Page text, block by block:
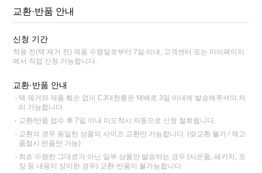
교환·반품 안내
신청 기간
착용 전(택 제거 전) 제품 수령일로부터 7일 이내, 고객센터 또는 마이페이지
에서 직접 신청 가능합니다.
교환·반품 안내
택 제거와 제품 훼손 없이 CJ대한통운 택배로 3일 이내에 발송해주셔야 처
리 가능합니다.
교환/반품 접수 후 7일 이내 미도착시 자동으로 신청 철회됩니다.
교환의 경우 동일한 상품의 사이즈 교환만 가능합니다. (맞교환 불가 / 재고
품절시 반품만 가능)
최초 수령한 그대로가 아닌 일부 상품만 발송하는 경우 (사은품, 패키지, 포
장 등 내용이 상이한 경우) 교환·반품이 불가능합니다.